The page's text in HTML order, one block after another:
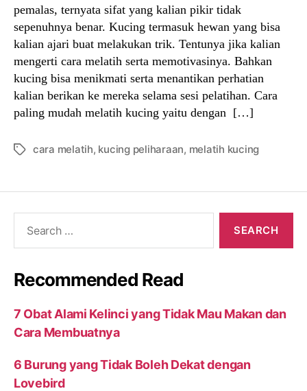
pemalas, ternyata sifat yang kalian pikir tidak
sepenuhnya benar. Kucing termasuk hewan yang bisa
kalian ajari buat melakukan trik. Tentunya jika kalian
mengerti cara melatih serta memotivasinya. Bahkan
kucing bisa menikmati serta menantikan perhatian
kalian berikan ke mereka selama sesi pelatihan. Cara
paling mudah melatih kucing yaitu dengan […]
Tagscara melatih, kucing peliharaan, melatih kucing
Recommended Read
7 Obat Alami Kelinci yang Tidak Mau Makan dan
Cara Membuatnya
6 Burung yang Tidak Boleh Dekat dengan
Lovebird